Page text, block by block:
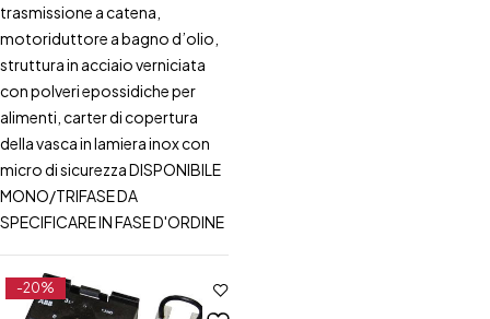
trasmissione a catena,
motoriduttore a bagno d’olio,
struttura in acciaio verniciata
con polveri epossidiche per
alimenti, carter di copertura
della vasca in lamiera inox con
micro di sicurezza DISPONIBILE
MONO/TRIFASE DA
SPECIFICARE IN FASE D'ORDINE
-20%